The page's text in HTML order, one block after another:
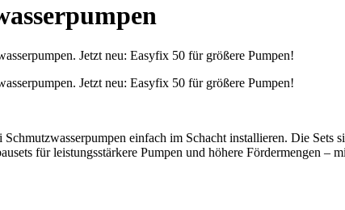
Jetzt neu: Easyfix 50 für größere Pumpen!
Jetzt neu: Easyfix 50 für größere Pumpen!
einfach im Schacht installieren. Die
für leistungsstärkere Pumpen und höhere Fördermengen –